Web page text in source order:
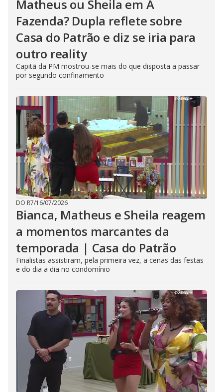
Matheus ou Sheila em A
Fazenda? Dupla reflete sobre
Casa do Patrão e diz se iria para
outro reality
Capitã da PM mostrou-se mais do que disposta a passar
por segundo confinamento
DO R7/16/07/2026
Bianca, Matheus e Sheila reagem
a momentos marcantes da
temporada | Casa do Patrão
Finalistas assistiram, pela primeira vez, a cenas das festas
e do dia a dia no condomínio